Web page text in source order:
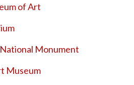
of Art
Monument
Museum